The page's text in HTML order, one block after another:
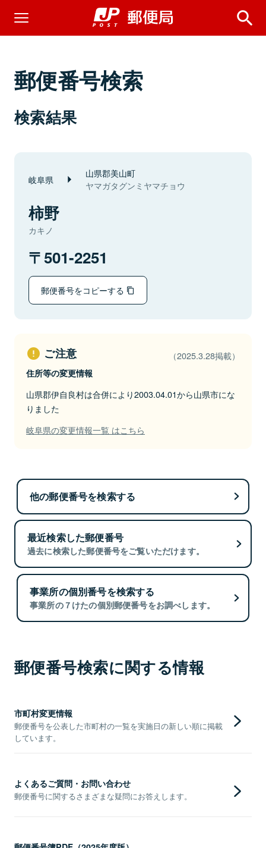
郵便番号検索
検索結果
岐阜県 山県郡美山町
ヤマガタグンミヤマチョウ
柿野
カキノ
501-2251
郵便番号をコピーする
ご注意 （2025.3.28掲載）
住所等の変更情報
山県郡伊自良村は合併により2003.04.01から山県市にな
りました
岐阜県の変更情報一覧 はこちら
他の郵便番号を検索する
最近検索した郵便番号
過去に検索した郵便番号をご覧いただけます。
事業所の個別番号を検索する
事業所の７けたの個別郵便番号をお調べします。
郵便番号検索に関する情報
市町村変更情報
郵便番号を公表した市町村の一覧を実施日の新しい順に掲載
しています。
よくあるご質問・お問い合わせ
郵便番号に関するさまざまな疑問にお答えします。